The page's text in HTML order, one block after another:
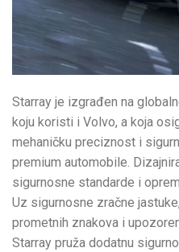
Starray je izgrađen na
koju koristi i Volvo, a koja
mehaničku preciznost i
premium automobile.
sigurnosne standarde i
Uz sigurnosne zračne
prometnih znakova i
Starray pruža dodatnu